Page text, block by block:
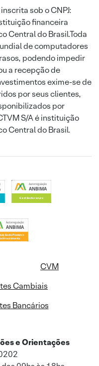
sob o CNPJ:
financeira
Central do Brasil.Toda
de computadores
podendo impedir
a recepção de
exime-se de
por seus clientes,
por
S/A é instituição
Central do Brasil.
CVM
Cambiais
Bancários
e Orientações